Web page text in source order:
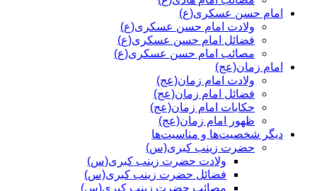
امام حسن عسکری(ع)
ولادت امام حسن عسکری(ع)
فضائل امام حسن عسکری(ع)
مصائب امام حسن عسکری(ع)
امام زمان(عج)
ولادت امام زمان(عج)
فضائل امام زمان(عج)
حکایات امام زمان(عج)
ظهور امام زمان(عج)
دیگر شخصیت‌ها و مناسیت‌ها
حضرت زینب کبری(س)
ولادت حضرت زینب کبری(س)
فضائل حضرت زینب کبری(س)
مصائب حضرت زینب کبری(س)